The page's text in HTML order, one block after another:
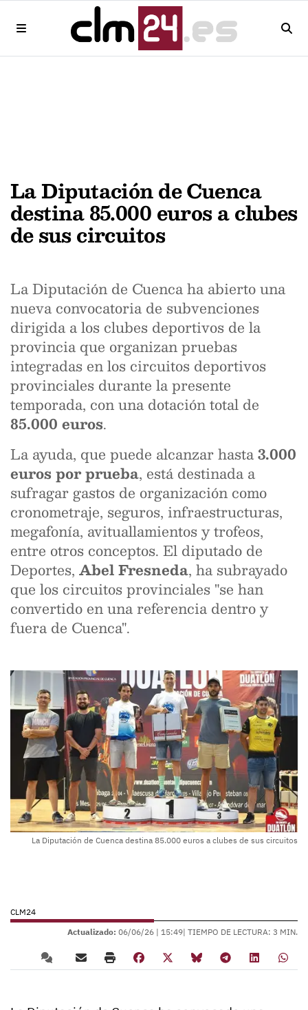
La Diputación de Cuenca
destina 85.000 euros a clubes
de sus circuitos
La Diputación de Cuenca ha abierto una
nueva convocatoria de subvenciones
dirigida a los clubes deportivos de la
provincia que organizan pruebas
integradas en los circuitos deportivos
provinciales durante la presente
temporada, con una dotación total de
85.000 euros.
La ayuda, que puede alcanzar hasta3.000
euros por prueba, está destinada a
sufragar gastos de organización como
cronometraje, seguros, infraestructuras,
megafonía, avituallamientos y trofeos,
entre otros conceptos. El diputado de
Deportes, Abel Fresneda, ha subrayado
que los circuitos provinciales "se han
convertido en una referencia dentro y
fuera de Cuenca".
La Diputación de Cuenca destina 85.000 euros a clubes de sus circuitos
CLM24
Actualizado: 06/06/26 | 15:49| TIEMPO DE LECTURA: 3 MIN.